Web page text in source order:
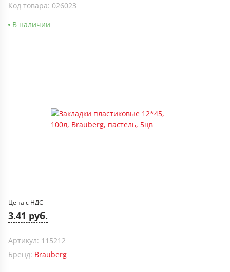
Код товара: 026023
В наличии
Цена с НДС
3.41 руб.
Артикул: 115212
Бренд: Brauberg